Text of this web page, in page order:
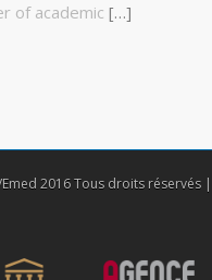
of academic […]
2016 Tous droits réservés |